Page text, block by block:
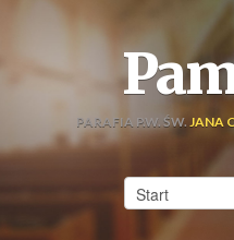
PARAFIA P.W. ŚW. JANA